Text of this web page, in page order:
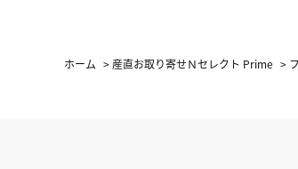
ホーム > 産直お取り寄せＮセレクト Prime >